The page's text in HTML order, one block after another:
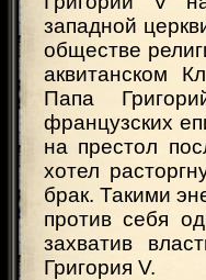
западной
обществе
аквитанском
Папа
французских
на престол
хотел
брак. Такими
против себя
захватив
Григория V.